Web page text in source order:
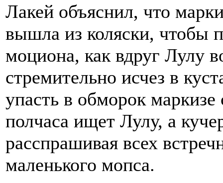
Лакей объяснил, что
вышла из коляски, чтобы
моциона, как вдруг Лулу
стремительно исчез в
упасть в обморок маркизе
полчаса ищет Лулу, а
расспрашивая всех
маленького мопса.